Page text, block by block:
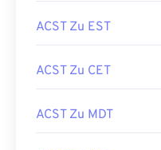
ACST Zu EST
ACST Zu CET
ACST Zu MDT